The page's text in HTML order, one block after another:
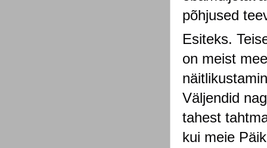
põhjused
Esiteks.
on meist
Väljendid
tahest
kui meie